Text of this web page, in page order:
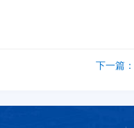
下一篇：